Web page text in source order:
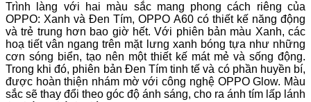
Trình làng với hai màu sắc mang phong cách riêng của
OPPO: Xanh và Đen Tím, OPPO A60 có thiết kế năng động
và trẻ trung hơn bao giờ hết. Với phiên bản màu Xanh, các
hoạ tiết vân ngang trên mặt lưng xanh bóng tựa như những
cơn sóng biển, tạo nên một thiết kế mát mẻ và sống động.
Trong khi đó, phiên bản Đen Tím tinh tế và có phần huyền bí,
được hoàn thiện nhám mờ với công nghệ OPPO Glow. Màu
sắc sẽ thay đổi theo góc độ ánh sáng, cho ra ánh tím lấp lánh